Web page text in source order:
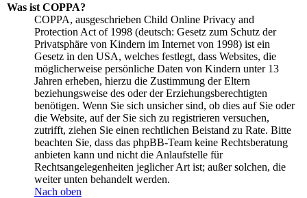
Was ist COPPA?
COPPA, ausgeschrieben Child Online Privacy and
Protection Act of 1998 (deutsch: Gesetz zum Schutz der
Privatsphäre von Kindern im Internet von 1998) ist ein
Gesetz in den USA, welches festlegt, dass Websites, die
möglicherweise persönliche Daten von Kindern unter 13
Jahren erheben, hierzu die Zustimmung der Eltern
beziehungsweise des oder der Erziehungsberechtigten
benötigen. Wenn Sie sich unsicher sind, ob dies auf Sie oder
die Website, auf der Sie sich zu registrieren versuchen,
zutrifft, ziehen Sie einen rechtlichen Beistand zu Rate. Bitte
beachten Sie, dass das phpBB-Team keine Rechtsberatung
anbieten kann und nicht die Anlaufstelle für
Rechtsangelegenheiten jeglicher Art ist; außer solchen, die
weiter unten behandelt werden.
Nach oben